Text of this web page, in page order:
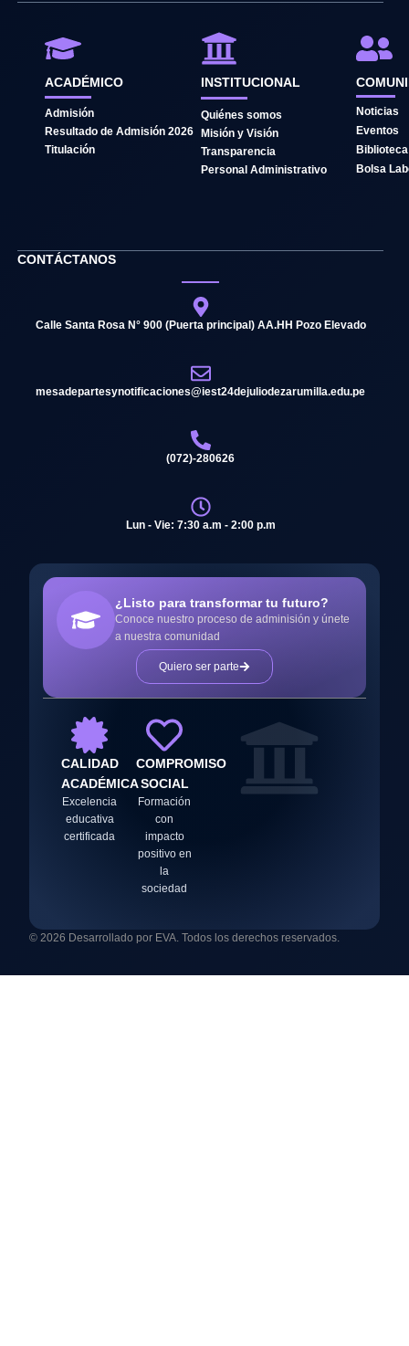
b
k
ACADÉMICO
Admisión
Resultado de Admisión 2026
Titulación
INSTITUCIONAL
Quiénes somos
Misión y Visión
Transparencia
Personal Administrativo
Noticias
Eventos
Biblioteca
Bolsa
CONTÁCTANOS
Calle Santa Rosa N° 900 (Puerta principal) AA.HH Pozo Elevado
mesadepartesynotificaciones@iest24dejuliodezarumilla.edu.pe
(072)-280626
Lun - Vie: 7:30 a.m - 2:00 p.m
¿Listo para transformar tu futuro?
Conoce nuestro proceso de adminisión y únete
a nuestra comunidad
Quiero ser parte
CALIDAD
ACADÉMICA
Excelencia
educativa
certificada
COMPROMISO
SOCIAL
Formación
con
impacto
positivo en
la
sociedad
© 2026 Desarrollado por EVA. Todos los derechos reservados.